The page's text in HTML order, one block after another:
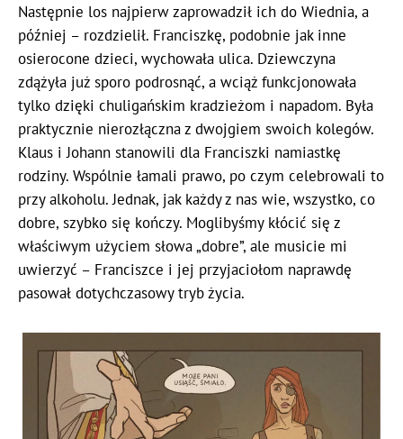
Następnie los najpierw zaprowadził ich do Wiednia, a
później – rozdzielił. Franciszkę, podobnie jak inne
osierocone dzieci, wychowała ulica. Dziewczyna
zdążyła już sporo podrosnąć, a wciąż funkcjonowała
tylko dzięki chuligańskim kradzieżom i napadom. Była
praktycznie nierozłączna z dwojgiem swoich kolegów.
Klaus i Johann stanowili dla Franciszki namiastkę
rodziny. Wspólnie łamali prawo, po czym celebrowali to
przy alkoholu. Jednak, jak każdy z nas wie, wszystko, co
dobre, szybko się kończy. Moglibyśmy kłócić się z
właściwym użyciem słowa „dobre”, ale musicie mi
uwierzyć – Franciszce i jej przyjaciołom naprawdę
pasował dotychczasowy tryb życia.